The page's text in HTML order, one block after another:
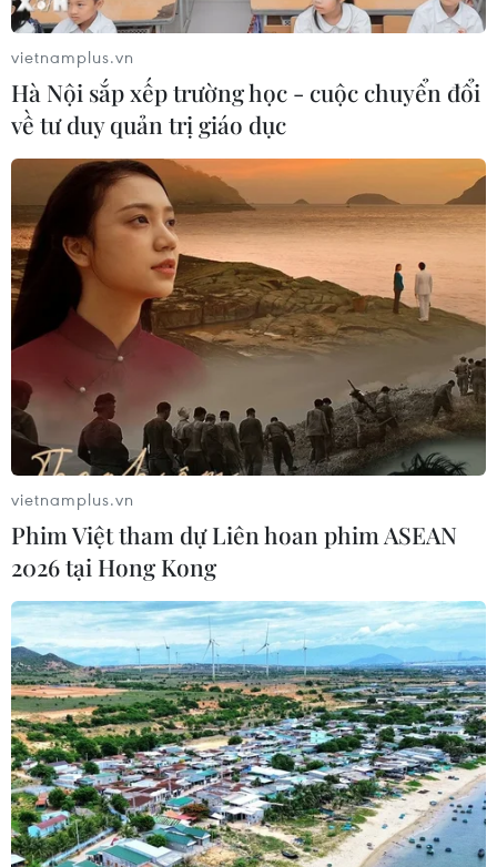
05/08/2026 09:58
Hà Nội xét xử ổ nhóm 50 đối tượng tổ
chức sử dụng ma túy trong quán
karaoke
05/08/2026 09:38
Khởi tố người đàn ông xịt vòi cao áp
vào thợ tháo dỡ nhà sát vách
05/08/2026 09:23
Xem thêm
CƠ QUAN CHỦ QUẢN: THÔNG TẤN XÃ VIỆT NAM
Tổng Biên tập: TRẦN TIẾN DUẨN
Phó Tổng Biên tập: NGUYỄN THỊ TÁM, KHÚC THANH
THỦY
Sở hữu trí tuệ
Quy định sử dụng
RSS
Hỗ trợ
Ngôn ngữ
TTXVN
vietnamplus.vn
Hà Nội sắp xếp trường học - cuộc chuyển đổi
về tư duy quản trị giáo dục
vietnamplus.vn
Phim Việt tham dự Liên hoan phim ASEAN
2026 tại Hong Kong